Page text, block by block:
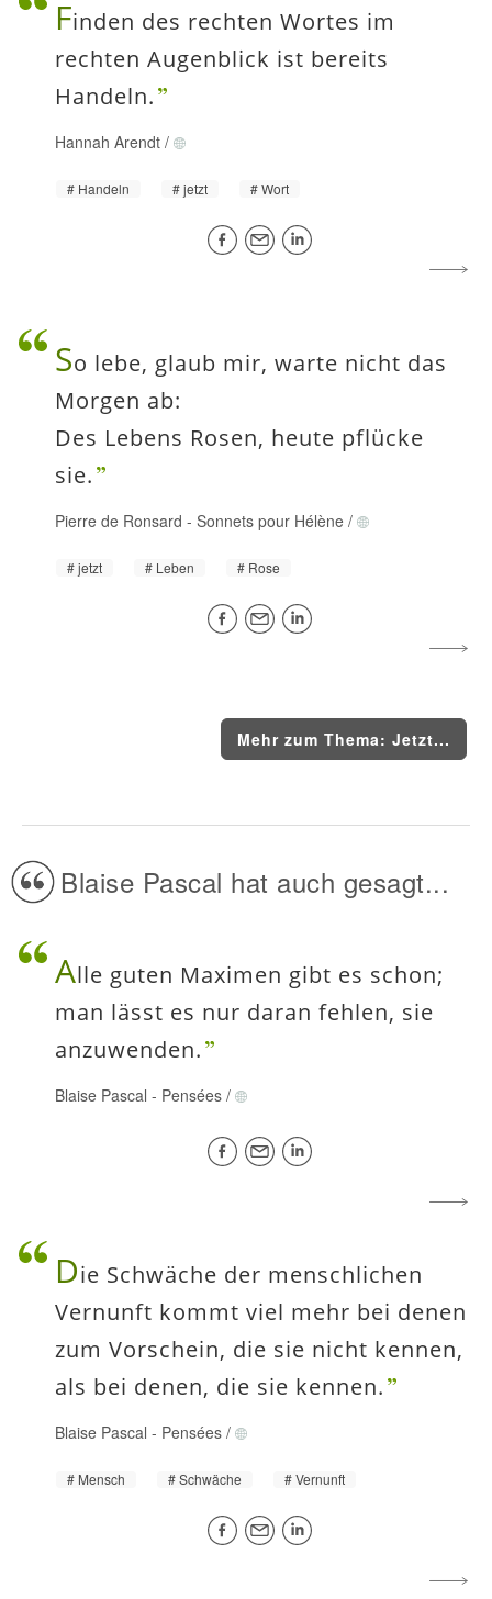
Finden des rechten Wortes im
rechten Augenblick ist bereits
Handeln.
Hannah Arendt /
Handeln jetzt Wort
So lebe, glaub mir, warte nicht das
Morgen ab:
Des Lebens Rosen, heute pflücke
sie.
Pierre de Ronsard - Sonnets pour Hélène /
jetzt Leben Rose
Mehr zum Thema: Jetzt...
Blaise Pascal hat auch gesagt...
Alle guten Maximen gibt es schon;
man lässt es nur daran fehlen, sie
anzuwenden.
Blaise Pascal - Pensées /
Die Schwäche der menschlichen
Vernunft kommt viel mehr bei denen
zum Vorschein, die sie nicht kennen,
als bei denen, die sie kennen.
Blaise Pascal - Pensées /
Mensch Schwäche Vernunft